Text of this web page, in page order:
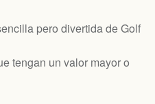
pero divertida de Golf
tengan un valor mayor o